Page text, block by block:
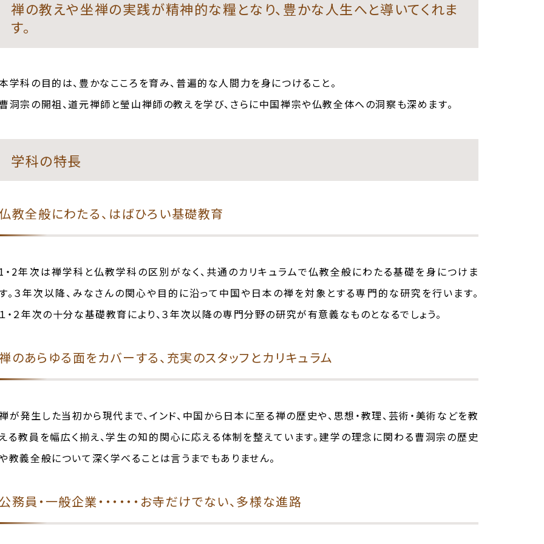
禅の教えや坐禅の実践が精神的な糧となり、豊かな人生へと導いてくれま
す。
学科の目的は、豊かなこころを育み、普遍的な人間力を身につけること。
洞宗の開祖、道元禅師と瑩山禅師の教えを学び、さらに中国禅宗や仏教全体への洞察も深めます。
学科の特長
教全般にわたる、はばひろい基礎教育
・2年次は禅学科と仏教学科の区別がなく、共通のカリキュラムで仏教全般にわたる基礎を身につけま
。３年次以降、みなさんの関心や目的に沿って中国や日本の禅を対象とする専門的な研究を行います。
・２年次の十分な基礎教育により、３年次以降の専門分野の研究が有意義なものとなるでしょう。
のあらゆる面をカバーする、充実のスタッフとカリキュラム
が発生した当初から現代まで、インド、中国から日本に至る禅の歴史や、思想・教理、芸術・美術などを教
る教員を幅広く揃え、学生の知的関心に応える体制を整えています。建学の理念に関わる曹洞宗の歴史
教義全般について深く学べることは言うまでもありません。
務員・一般企業・・・・・・お寺だけでない、多様な進路